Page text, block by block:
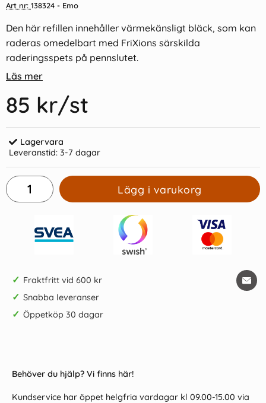
Art nr: 138324 - Emo
Den här refillen innehåller värmekänsligt bläck, som kan
raderas omedelbart med FriXions särskilda
raderingsspets på pennslutet.
Läs mer
85 kr/st
Lagervara
Leveranstid: 3-7 dagar
Lägg i varukorg
✓ Fraktfritt vid 600 kr
✓ Snabba leveranser
✓ Öppetköp 30 dagar
Behöver du hjälp? Vi finns här!
Kundservice har öppet helgfria vardagar kl 09.00-15.00 via